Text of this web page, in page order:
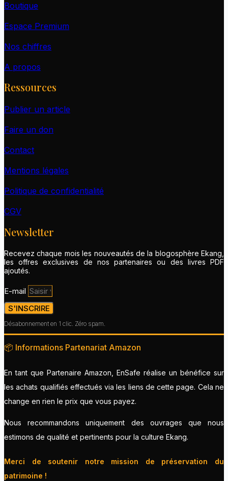
Boutique
Espace Premium
Nos chiffres
A propos
Ressources
Publier un article
Faire un don
Contact
Mentions légales
Politique de confidentialité
CGV
Newsletter
Recevez chaque mois les nouveautés de la blogosphère Ekang,
les offres exclusives de nos partenaires ou des livres PDF
ajoutés.
E-mail
S'INSCRIRE
Désabonnement en 1 clic. Zéro spam.
📦 Informations Partenariat Amazon
En tant que Partenaire Amazon, EnSafe réalise un bénéfice sur
les achats qualifiés effectués via les liens de cette page. Cela ne
change en rien le prix que vous payez.
Nous recommandons uniquement des ouvrages que nous
estimons de qualité et pertinents pour la culture Ekang.
Merci de soutenir notre mission de préservation du
patrimoine !